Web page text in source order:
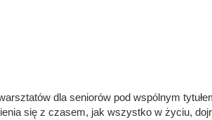
dla seniorów pod wspólnym
się z czasem, jak wszystko w życiu,